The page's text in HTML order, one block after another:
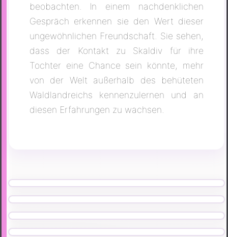
beobachten. In einem nachdenklichen
Gespräch erkennen sie den Wert dieser
ungewöhnlichen Freundschaft. Sie sehen,
dass der Kontakt zu Skaldiv für ihre
Tochter eine Chance sein könnte, mehr
von der Welt außerhalb des behüteten
Waldlandreichs kennenzulernen und an
diesen Erfahrungen zu wachsen.